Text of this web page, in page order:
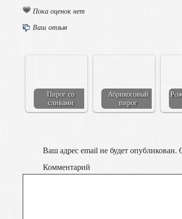
Пока оценок нет
Ваш отзыв
Пирог со
сливами
Абрикосовый
пирог
Ваш адрес email не будет опубликован.
Комментарий